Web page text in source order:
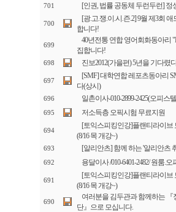
701 [인권, 법률 공동체 두런두런]
700
[광.고.쟁.이.시.즌.2] 9월 제3회
합니다!
699
40년전통 연합 영어회화동아리
집합니다!
698 진보2012(가을편) 5년을 기다렸
697
[SMF] 대학연합 레포츠동아리
다(상시)
696 일촌이사-010-2899-2425(오피스
695 저소득층 오픽시험 무료지원
694
[토익스피킹인강]플랜티라이브
(8/16 목 개강~)
693 [알리안츠] 함께 하는 '알리안츠
692 용달이사 /010-6401-2482/ 원룸.
691
[토익스피킹인강]플랜티라이브
(8/16 목 개강~)
690
여러분을 김두관과 함께하는 『
단』으로 모십니다.